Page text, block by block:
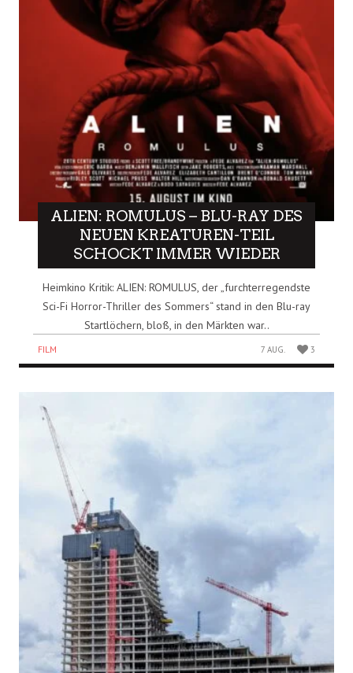
ALIEN: ROMULUS – BLU-RAY DES
NEUEN KREATUREN-TEIL
SCHOCKT IMMER WIEDER
Heimkino Kritik: ALIEN: ROMULUS, der „furchterregendste
Sci-Fi Horror-Thriller des Sommers“ stand in den Blu-ray
Startlöchern, bloß, in den Märkten war..
FILM 7 AUG. 3